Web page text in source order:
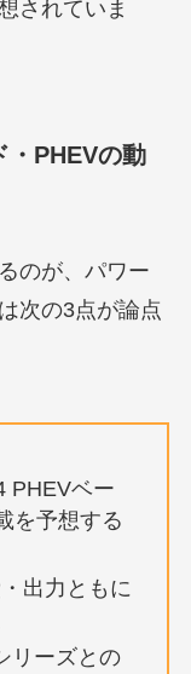
されていま
・PHEVの動
のが、パワー
次の3点が論点
PHEVベー
を予想する
出力ともに
リーズとの